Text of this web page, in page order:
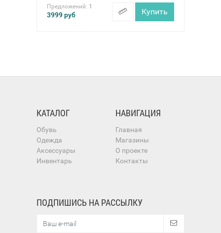
Предложений: 1
3999руб Купить
КАТАЛОГ
Обувь
Одежда
Аксессуары
Инвентарь
НАВИГАЦИЯ
Главная
Магазины
О проекте
Контакты
ПОДПИШИСЬ НА РАССЫЛКУ